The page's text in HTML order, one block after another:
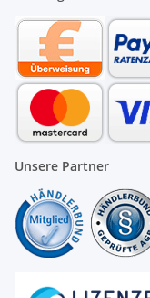
Unsere Partner